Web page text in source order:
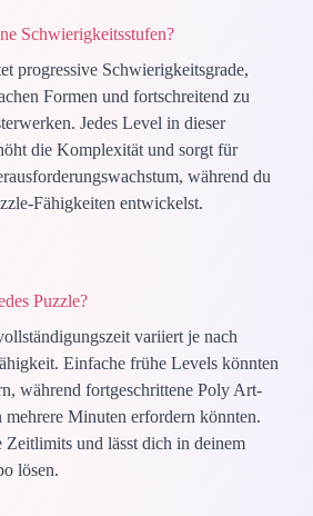
Schwierigkeitsstufen?
progressive Schwierigkeitsgrade,
Formen und fortschreitend zu
Jedes Level in dieser
die Komplexität und sorgt für
während du
Fähigkeiten entwickelst.
Puzzle?
variiert je nach
Einfache frühe Levels könnten
während fortgeschrittene Poly Art-
mehrere Minuten erfordern könnten.
Zeitlimits und lässt dich in deinem
lösen.